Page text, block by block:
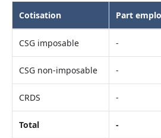
Cotisation Part
CSG imposable -
CSG non-imposable -
CRDS -
Total -